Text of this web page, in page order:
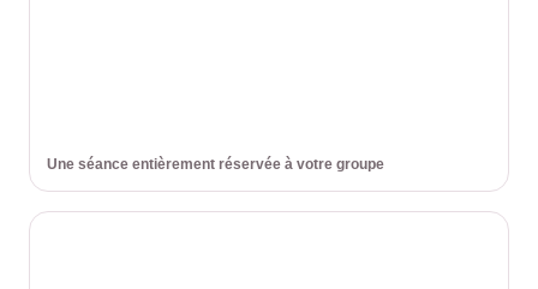
Une séance entièrement réservée à votre groupe